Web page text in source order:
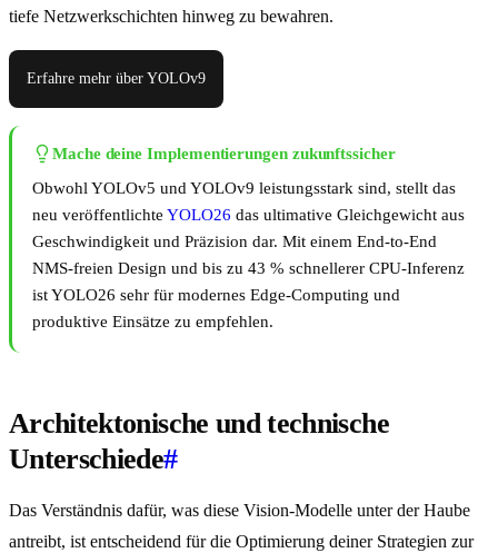
tiefe Netzwerkschichten hinweg zu bewahren.
Erfahre mehr über YOLOv9
Mache deine Implementierungen zukunftssicher
Obwohl YOLOv5 und YOLOv9 leistungsstark sind, stellt das
neu veröffentlichte YOLO26 das ultimative Gleichgewicht aus
Geschwindigkeit und Präzision dar. Mit einem End-to-End
NMS-freien Design und bis zu 43 % schnellerer CPU-Inferenz
ist YOLO26 sehr für modernes Edge-Computing und
produktive Einsätze zu empfehlen.
Architektonische und technische
Unterschiede#
Das Verständnis dafür, was diese Vision-Modelle unter der Haube
antreibt, ist entscheidend für die Optimierung deiner Strategien zur